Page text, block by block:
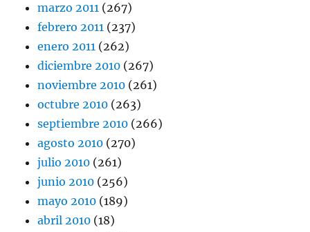
marzo 2011 (267)
febrero 2011 (237)
enero 2011 (262)
diciembre 2010 (267)
noviembre 2010 (261)
octubre 2010 (263)
septiembre 2010 (266)
agosto 2010 (270)
julio 2010 (261)
junio 2010 (256)
mayo 2010 (189)
abril 2010 (18)